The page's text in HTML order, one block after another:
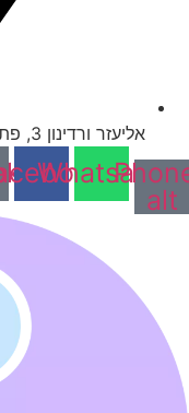
אליעזר ורדינון 3, פתח תקווה
alt
Whatsapp